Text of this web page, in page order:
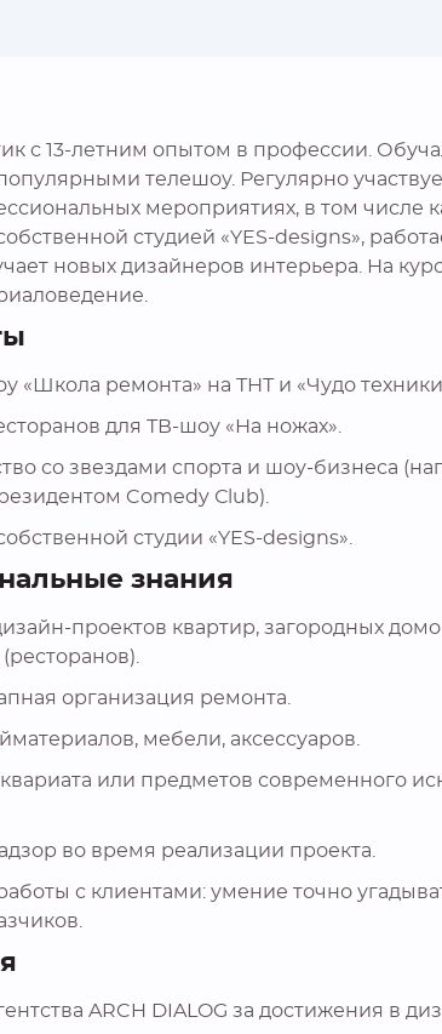
с 13-летним опытом в профессии.
телешоу. Регулярно
мероприятиях, в том числе
студией «YES-designs»,
новых дизайнеров интерьера. На
«Школа ремонта» на ТНТ и «Чудо
для ТВ-шоу «На ножах».
со звездами спорта и шоу-бизнеса
Comedy Сlub).
студии «YES-designs».
знания
проектов квартир, загородных
организация ремонта.
мебели, аксессуаров.
или предметов современного
во время реализации проекта.
с клиентами: умение точно
ARCH DIALOG за достижения в